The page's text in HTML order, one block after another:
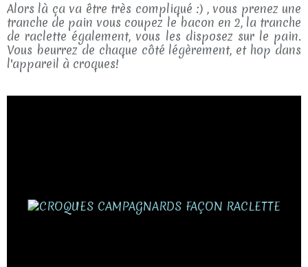
Alors là ça va être très compliqué :) , vous prenez une
tranche de pain vous coupez le bacon en 2, la tranche
de raclette également, vous les disposez sur le pain.
Vous beurrez de chaque côté légèrement, et hop dans
l'appareil à croques!